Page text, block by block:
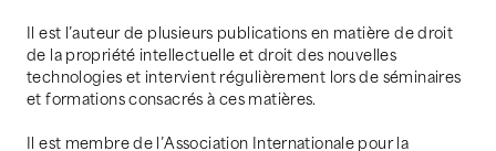
Il est l’auteur de plusieurs publications en matière de droit
de la propriété intellectuelle et droit des nouvelles
technologies et intervient régulièrement lors de séminaires
et formations consacrés à ces matières.
Il est membre de l’Association Internationale pour la